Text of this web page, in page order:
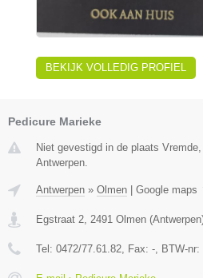
BEKIJK VOLLEDIG PROFIEL
Pedicure Marieke
Niet gevestigd in de plaats
Antwerpen.
Antwerpen » Olmen Google maps
Egstraat 2, 2491 Olmen (Antwerpen
Tel: 0472/77.61.82, Fax: -, BTW-nr: